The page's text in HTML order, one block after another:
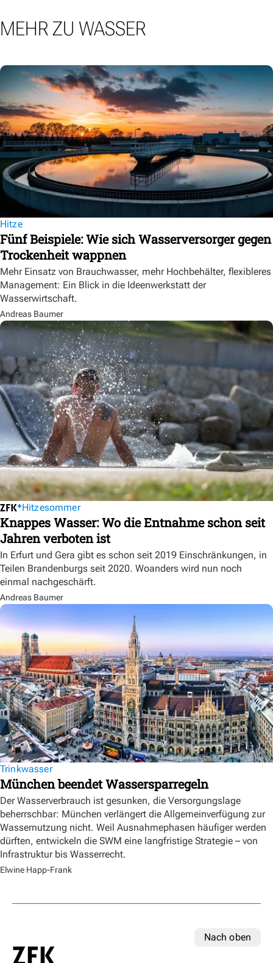
MEHR ZU WASSER
Hitze
Fünf Beispiele: Wie sich Wasserversorger gegen
Trockenheit wappnen
Mehr Einsatz von Brauchwasser, mehr Hochbehälter, flexibleres
Management: Ein Blick in die Ideenwerkstatt der
Wasserwirtschaft.
Andreas Baumer
Hitzesommer
Knappes Wasser: Wo die Entnahme schon seit
Jahren verboten ist
In Erfurt und Gera gibt es schon seit 2019 Einschränkungen, in
Teilen Brandenburgs seit 2020. Woanders wird nun noch
einmal nachgeschärft.
Andreas Baumer
Trinkwasser
München beendet Wassersparregeln
Der Wasserverbrauch ist gesunken, die Versorgungslage
beherrschbar: München verlängert die Allgemeinverfügung zur
Wassernutzung nicht. Weil Ausnahmephasen häufiger werden
dürften, entwickeln die SWM eine langfristige Strategie – von
Infrastruktur bis Wasserrecht.
Elwine Happ-Frank
Nach oben